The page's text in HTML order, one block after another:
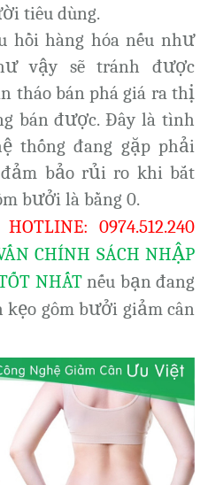
tiêu dùng.
hồi hàng hóa nếu như
vậy sẽ tránh được
tháo bán phá giá ra thị
bán được. Đây là tình
thống đang gặp phải
đảm bảo rủi ro khi bắt
bưởi là bằng 0.
HOTLINE: 0974.512.240
CHÍNH SÁCH NHẬP
NHẤT nếu bạn đang
kẹo gôm bưởi giảm cân